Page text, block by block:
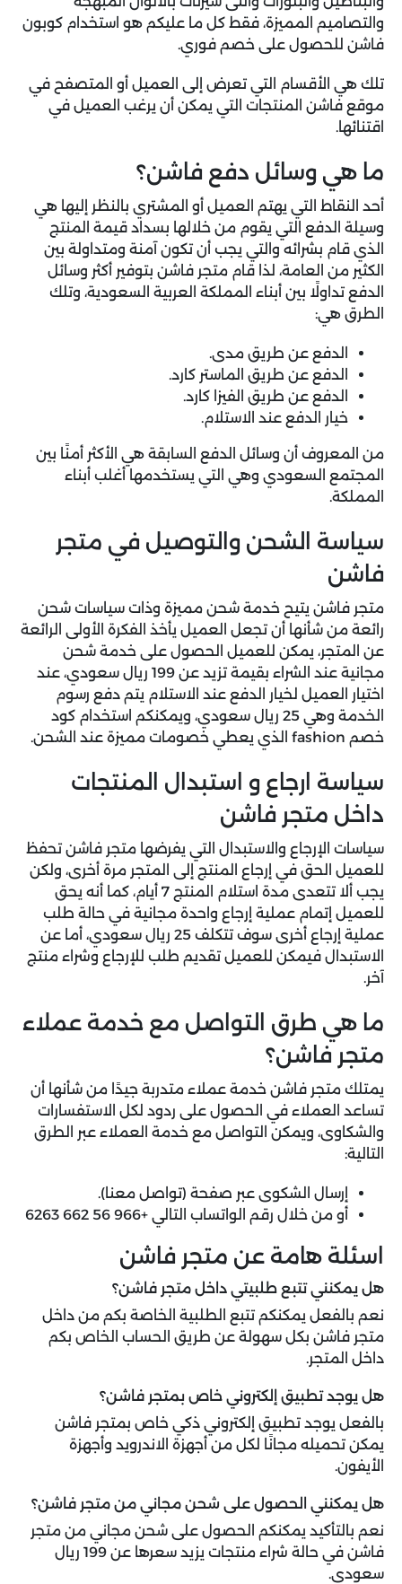
والتصاميم المميزة، فقط كل ما عليكم هو استخدام كوبون
فاشن للحصول على خصم فوري.
تلك هي الأقسام التي تعرض إلى العميل أو المتصفح في
موقع فاشن المنتجات التي يمكن أن يرغب العميل في
اقتنائها.
ما هي وسائل دفع فاشن؟
أحد النقاط التي يهتم العميل أو المشتري بالنظر إليها هي
وسيلة الدفع التي يقوم من خلالها بسداد قيمة المنتج
الذي قام بشرائه والتي يجب أن تكون آمنة ومتداولة بين
الكثير من العامة، لذا قام متجر فاشن بتوفير أكثر وسائل
الدفع تداولًا بين أبناء المملكة العربية السعودية، وتلك
الطرق هي:
الدفع عن طريق مدى.
الدفع عن طريق الماستر كارد.
الدفع عن طريق الفيزا كارد.
خيار الدفع عند الاستلام.
من المعروف أن وسائل الدفع السابقة هي الأكثر أمنًا بين
المجتمع السعودي وهي التي يستخدمها أغلب أبناء
المملكة.
سياسة الشحن والتوصيل في متجر
فاشن
متجر فاشن يتيح خدمة شحن مميزة وذات سياسات شحن
رائعة من شأنها أن تجعل العميل يأخذ الفكرة الأولى الرائعة
عن المتجر، يمكن للعميل الحصول على خدمة شحن
مجانية عند الشراء بقيمة تزيد عن 199 ريال سعودي، عند
اختيار العميل لخيار الدفع عند الاستلام يتم دفع رسوم
الخدمة وهي 25 ريال سعودي، ويمكنكم استخدام كود
خصم fashion الذي يعطي خصومات مميزة عند الشحن.
سياسة ارجاع و استبدال المنتجات
داخل متجر فاشن
سياسات الإرجاع والاستبدال التي يفرضها متجر فاشن تحفظ
للعميل الحق في إرجاع المنتج إلى المتجر مرة أخرى، ولكن
يجب ألا تتعدى مدة استلام المنتج 7 أيام، كما أنه يحق
للعميل إتمام عملية إرجاع واحدة مجانية في حالة طلب
عملية إرجاع أخرى سوف تتكلف 25 ريال سعودي، أما عن
الاستبدال فيمكن للعميل تقديم طلب للإرجاع وشراء منتج
آخر.
ما هي طرق التواصل مع خدمة عملاء
متجر فاشن؟
يمتلك متجر فاشن خدمة عملاء متدربة جيدًا من شأنها أن
تساعد العملاء في الحصول على ردود لكل الاستفسارات
والشكاوى، ويمكن التواصل مع خدمة العملاء عبر الطرق
التالية:
إرسال الشكوى عبر صفحة (تواصل معنا).
أو من خلال رقم الواتساب التالي +966 56 662 6263
اسئلة هامة عن متجر فاشن
هل يمكنني تتبع طلبيتي داخل متجر فاشن؟
نعم بالفعل يمكنكم تتبع الطلبية الخاصة بكم من داخل
متجر فاشن بكل سهولة عن طريق الحساب الخاص بكم
داخل المتجر.
هل يوجد تطبيق إلكتروني خاص بمتجر فاشن؟
بالفعل يوجد تطبيق إلكتروني ذكي خاص بمتجر فاشن
يمكن تحميله مجانًا لكل من أجهزة الاندرويد وأجهزة
الأيفون.
هل يمكنني الحصول على شحن مجاني من متجر فاشن؟
نعم بالتأكيد يمكنكم الحصول على شحن مجاني من متجر
فاشن في حالة شراء منتجات يزيد سعرها عن 199 ريال
سعودي.